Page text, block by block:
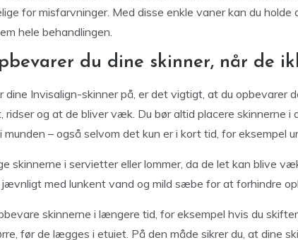
for misfarvninger. Med disse enkle vaner kan du holde
hele behandlingen.
du dine skinner, når de
dine Invisalign-skinner på, er det vigtigt, at du opbevarer
og at de bliver væk. Du bør altid placere skinnerne i
munden – også selvom det kun er i kort tid, for eksempel
skinnerne i servietter eller lommer, da de let kan blive
med lunkent vand og mild sæbe for at forhindre
skinnerne i længere tid, for eksempel hvis du
før de lægges i etuiet. På den måde sikrer du, at dine